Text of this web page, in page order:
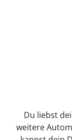
Du liebst
weitere